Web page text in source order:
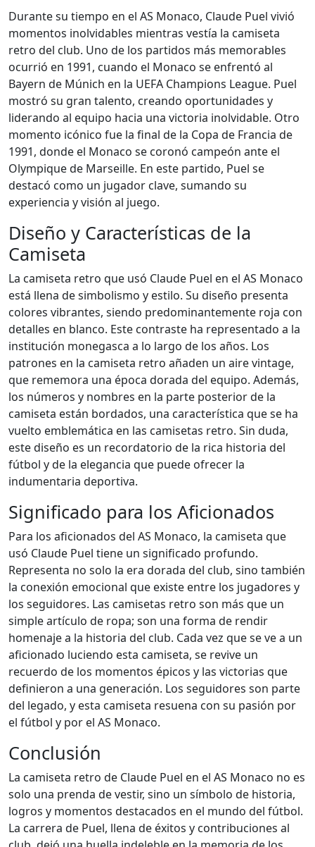
Durante su tiempo en el AS Monaco, Claude Puel vivió
momentos inolvidables mientras vestía la camiseta
retro del club. Uno de los partidos más memorables
ocurrió en 1991, cuando el Monaco se enfrentó al
Bayern de Múnich en la UEFA Champions League. Puel
mostró su gran talento, creando oportunidades y
liderando al equipo hacia una victoria inolvidable. Otro
momento icónico fue la final de la Copa de Francia de
1991, donde el Monaco se coronó campeón ante el
Olympique de Marseille. En este partido, Puel se
destacó como un jugador clave, sumando su
experiencia y visión al juego.
Diseño y Características de la
Camiseta
La camiseta retro que usó Claude Puel en el AS Monaco
está llena de simbolismo y estilo. Su diseño presenta
colores vibrantes, siendo predominantemente roja con
detalles en blanco. Este contraste ha representado a la
institución monegasca a lo largo de los años. Los
patrones en la camiseta retro añaden un aire vintage,
que rememora una época dorada del equipo. Además,
los números y nombres en la parte posterior de la
camiseta están bordados, una característica que se ha
vuelto emblemática en las camisetas retro. Sin duda,
este diseño es un recordatorio de la rica historia del
fútbol y de la elegancia que puede ofrecer la
indumentaria deportiva.
Significado para los Aficionados
Para los aficionados del AS Monaco, la camiseta que
usó Claude Puel tiene un significado profundo.
Representa no solo la era dorada del club, sino también
la conexión emocional que existe entre los jugadores y
los seguidores. Las camisetas retro son más que un
simple artículo de ropa; son una forma de rendir
homenaje a la historia del club. Cada vez que se ve a un
aficionado luciendo esta camiseta, se revive un
recuerdo de los momentos épicos y las victorias que
definieron a una generación. Los seguidores son parte
del legado, y esta camiseta resuena con su pasión por
el fútbol y por el AS Monaco.
Conclusión
La camiseta retro de Claude Puel en el AS Monaco no es
solo una prenda de vestir, sino un símbolo de historia,
logros y momentos destacados en el mundo del fútbol.
La carrera de Puel, llena de éxitos y contribuciones al